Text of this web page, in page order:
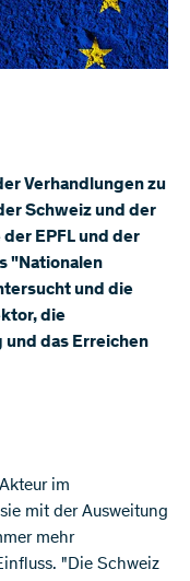
Verhandlungen zu
Schweiz und der
EPFL und der
"Nationalen
und die
die
das Erreichen
im
mit der Ausweitung
mehr
"Die Schweiz